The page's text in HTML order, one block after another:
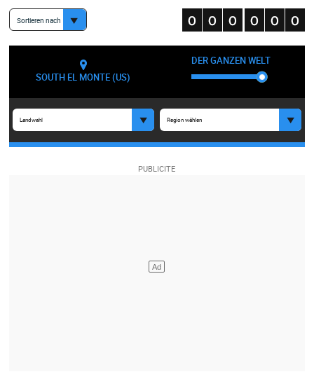
Sortieren nach
SOUTH EL MONTE (US)
DER GANZEN WELT
Landwahl Region wählen